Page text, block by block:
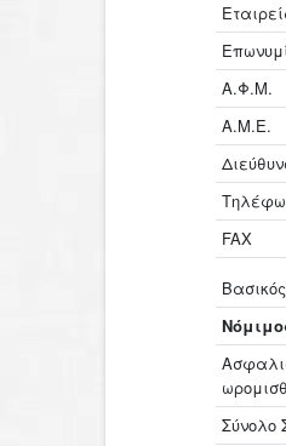
Α.Φ.Μ.
Α.Μ.Ε.
FAX
Σύνολο